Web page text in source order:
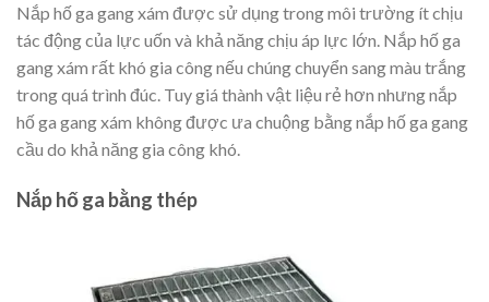
Nắp hố ga gang xám được sử dụng trong môi trường ít chịu
tác động của lực uốn và khả năng chịu áp lực lớn. Nắp hố ga
gang xám rất khó gia công nếu chúng chuyển sang màu trắng
trong quá trình đúc. Tuy giá thành vật liệu rẻ hơn nhưng nắp
hố ga gang xám không được ưa chuộng bằng nắp hố ga gang
cầu do khả năng gia công khó.
Nắp hố ga bằng thép